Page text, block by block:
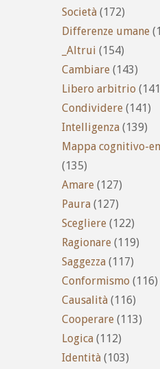
Società (172)
Differenze umane
_Altrui (154)
Cambiare (143)
Libero arbitrio
Condividere (141)
Intelligenza (139)
Mappa cognitivo-
(135)
Amare (127)
Paura (127)
Scegliere (122)
Ragionare (119)
Saggezza (117)
Conformismo (116)
Causalità (116)
Cooperare (113)
Logica (112)
Identità (103)